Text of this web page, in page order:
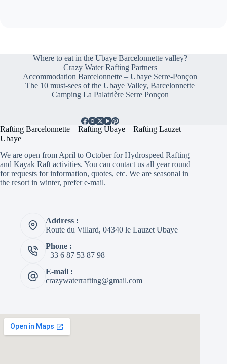
Where to eat in the Ubaye Barcelonnette valley?
Crazy Water Rafting Partners
Accommodation Barcelonnette – Ubaye Serre-Ponçon
The 10 must-sees of the Ubaye Valley, Barcelonnette
Camping La Palatrière Serre Ponçon
Rafting Barcelonnette – Rafting Ubaye – Rafting Lauzet
Ubaye
We are open from April to October for Hydrospeed Rafting
and Kayak Raft activities. You can contact us all year round
for requests for information, quotes, etc. We are seasonal in
the resort in winter, prefer e-mail.
Address :
Route du Villard, 04340 le Lauzet Ubaye
Phone :
+33 6 87 53 87 98
E-mail :
crazywaterrafting@gmail.com